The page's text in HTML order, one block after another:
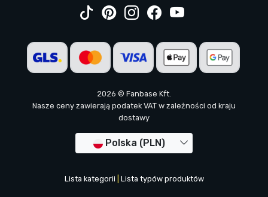
2026 © Fanbase Kft.
Nasze ceny zawierają podatek VAT w zależności od kraju
dostawy
Polska (PLN)
Lista kategorii Lista typów produktów